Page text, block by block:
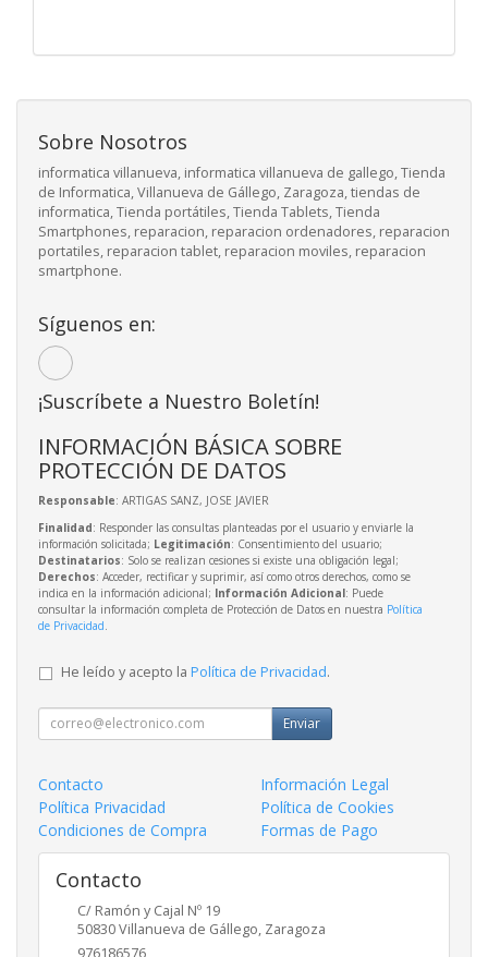
Sobre Nosotros
informatica villanueva, informatica villanueva de gallego, Tienda
de Informatica, Villanueva de Gállego, Zaragoza, tiendas de
informatica, Tienda portátiles, Tienda Tablets, Tienda
Smartphones, reparacion, reparacion ordenadores, reparacion
portatiles, reparacion tablet, reparacion moviles, reparacion
smartphone.
Síguenos en:
¡Suscríbete a Nuestro Boletín!
INFORMACIÓN BÁSICA SOBRE
PROTECCIÓN DE DATOS
Responsable: ARTIGAS SANZ, JOSE JAVIER
Finalidad: Responder las consultas planteadas por el usuario y enviarle la
información solicitada; Legitimación: Consentimiento del usuario;
Destinatarios: Solo se realizan cesiones si existe una obligación legal;
Derechos: Acceder, rectificar y suprimir, así como otros derechos, como se
indica en la información adicional; Información Adicional: Puede
consultar la información completa de Protección de Datos en nuestra Política
de Privacidad
He leído y acepto la Política de Privacidad.
Enviar
Contacto
Información Legal
Política Privacidad
Política de Cookies
Condiciones de Compra
Formas de Pago
Contacto
C/ Ramón y Cajal Nº 19
50830Villanueva de Gállego, Zaragoza
976186576